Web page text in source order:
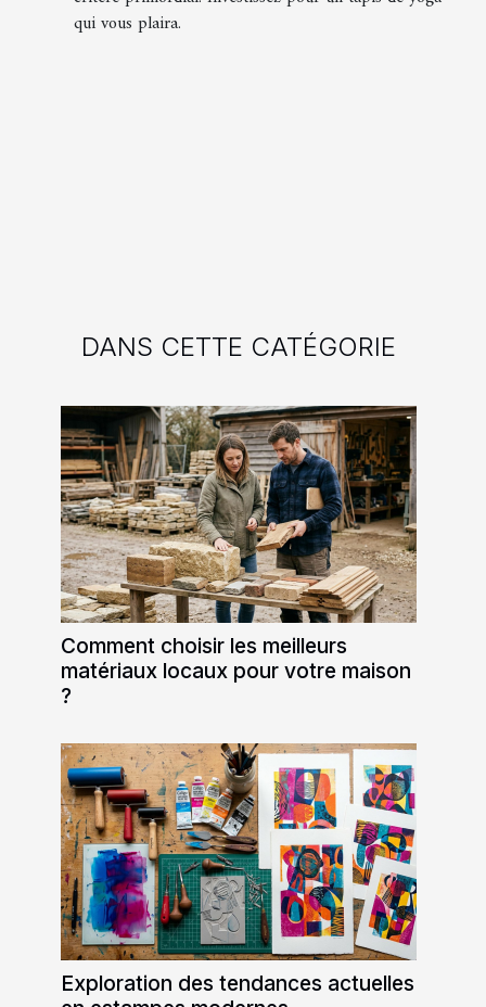
qui vous plaira.
DANS CETTE CATÉGORIE
Comment choisir les meilleurs
matériaux locaux pour votre maison
?
Exploration des tendances actuelles